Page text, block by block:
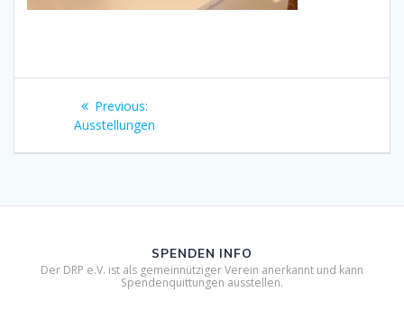
Beitragsnavigation
Previous:Previous
post:
Ausstellungen
SPENDEN INFO
Der DRP e.V. ist als gemeinnütziger Verein anerkannt und kann
Spendenquittungen ausstellen.